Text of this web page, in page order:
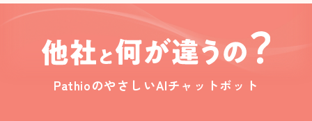
PathioのやさしいAIチャットボット